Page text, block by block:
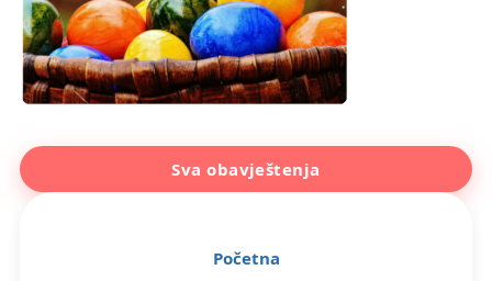
Sva obavještenja
Početna